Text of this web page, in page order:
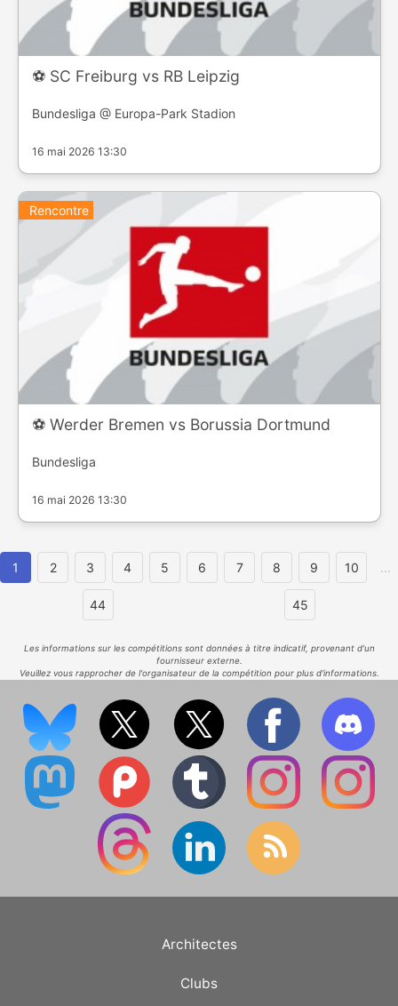
⚽️ SC Freiburg vs RB Leipzig
Bundesliga @ Europa-Park Stadion
16 mai 2026 13:30
Rencontre
⚽️ Werder Bremen vs Borussia Dortmund
Bundesliga
16 mai 2026 13:30
1 2 3 4 5 6 7 8 9 10 ...
44 45
Les informations sur les compétitions sont données à titre indicatif, provenant d'un
fournisseur externe.
Veuillez vous rapprocher de l'organisateur de la compétition pour plus d'informations.
Architectes
Clubs